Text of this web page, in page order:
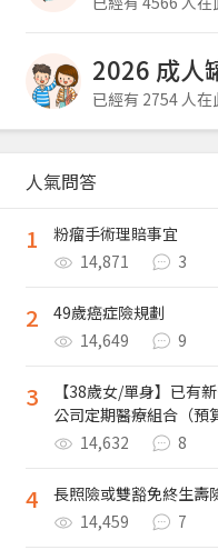
2026 成人
已經有 2754 人
人氣問答
1
粉瘤手術理賠事宜
14,871
3
2
49歲癌症險規劃
14,649
9
3
【38歲女/單身】已有
公司定期醫療組合（預
14,632
8
4
長照險或雙豁免終生壽
14,459
7